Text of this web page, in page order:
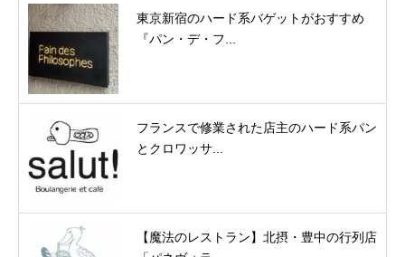
東京新宿のハード系バゲットがおすすめ
『パン・デ・フ...
フランスで修業された店主のハード系パン
とクロワッサ...
【魔法のレストラン】北摂・豊中の行列店